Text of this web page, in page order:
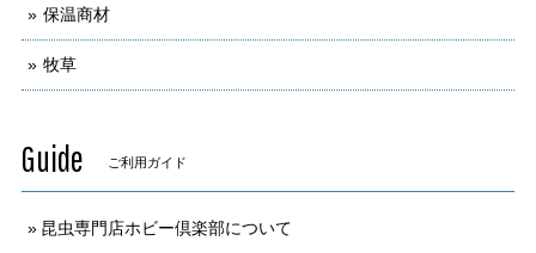
保温商材
牧草
Guide ご利用ガイド
昆虫専門店ホビー倶楽部について